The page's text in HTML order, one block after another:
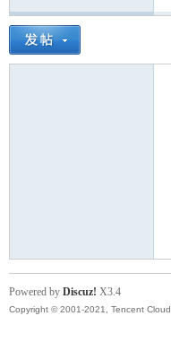
坛
Powered by Discuz! X3.4
Copyright © 2001-2021, Tencent Cloud.